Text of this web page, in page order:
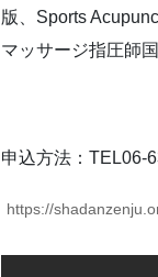
版、Sports
マッサージ指圧師
申込方法：TEL06-
https://